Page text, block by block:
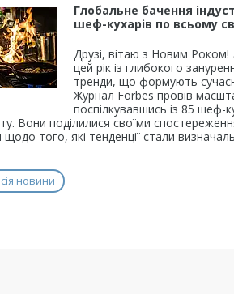
Глобальне бачення
шеф-кухарів по всьому
Друзі, вітаю з Новим
цей рік із глибокого
тренди, що формують
Журнал Forbes провів
поспілкувавшись із 85 шеф-
Вони поділилися своїми
того, які тенденції стали
новини